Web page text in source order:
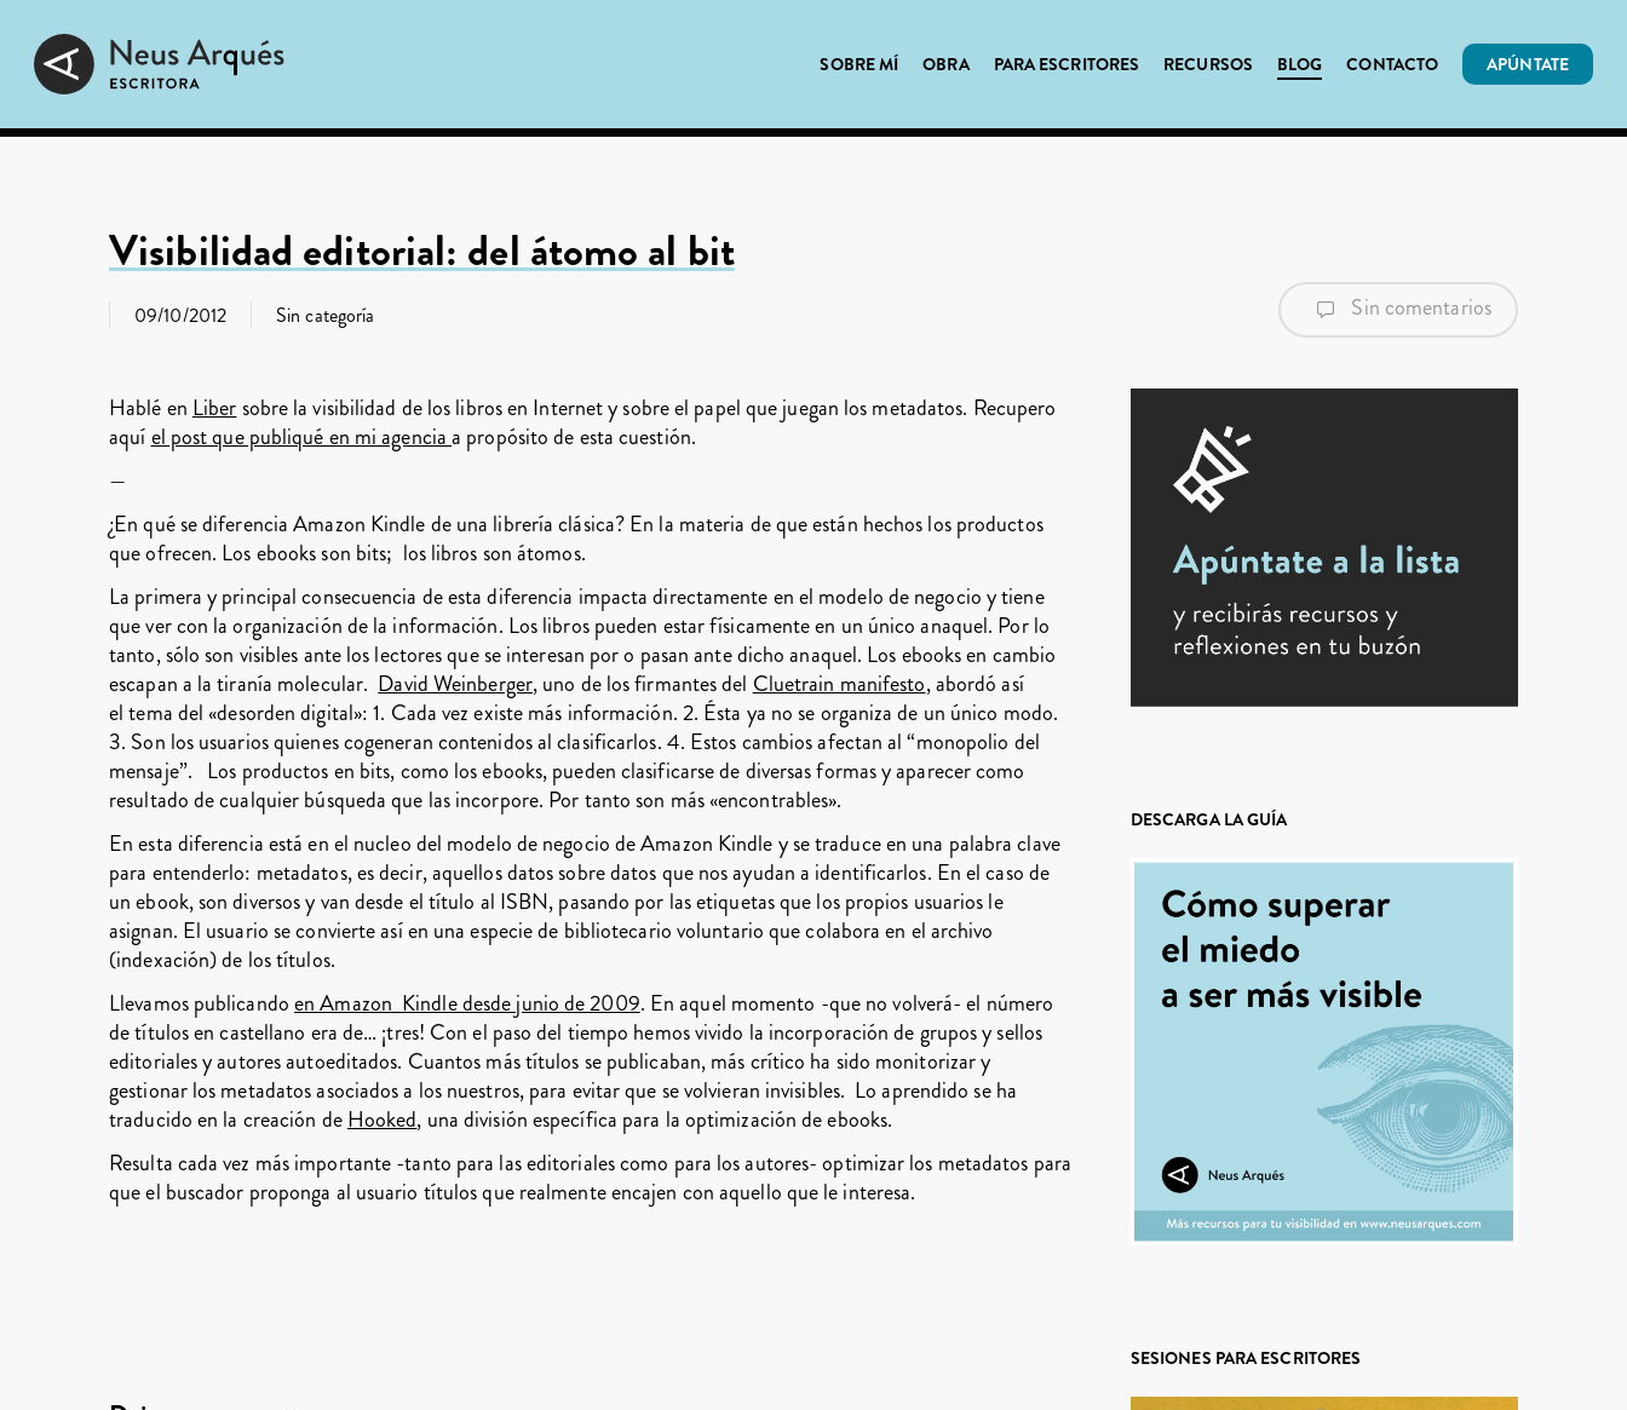
main
content
SOBRE MÍ OBRA PARA ESCRITORES RECURSOS BLOG CONTACTO APÚNTATE
Visibilidad editorial: del átomo al bit
09/10/2012 Sin categoría Sin comentarios
Hablé en Libersobre la visibilidad de los libros en Internet y sobre el papel que juegan los metadatos. Recupero
aquíel post que publiqué en mi agenciaa propósito de esta cuestión.
—
¿En qué se diferencia Amazon Kindle de una librería clásica? En la materia de que están hechos los productos
que ofrecen. Los ebooks son bits; los libros son átomos.
La primera y principal consecuencia de esta diferencia impacta directamente en el modelo de negocio y tiene
que ver con la organización de la información. Los libros pueden estar físicamente en un único anaquel. Por lo
tanto, sólo son visibles ante los lectores que se interesan por o pasan ante dicho anaquel. Los ebooks en cambio
escapan a la tiranía molecular. David Weinberger, uno de los firmantes del Cluetrain manifesto, abordó así
el tema del «desorden digital»: 1. Cada vez existe más información. 2. Ésta ya no se organiza de un único modo.
3. Son los usuarios quienes cogeneran contenidos al clasificarlos. 4. Estos cambios afectan al “monopolio del
mensaje”. Los productos en bits, como los ebooks, pueden clasificarse de diversas formas y aparecer como
resultado de cualquier búsqueda que las incorpore. Por tanto son más «encontrables».
En esta diferencia está en el nucleo del modelo de negocio de Amazon Kindle y se traduce en una palabra clave
para entenderlo: metadatos, es decir, aquellos datos sobre datos que nos ayudan a identificarlos. En el caso de
un ebook, son diversos y van desde el título al ISBN, pasando por las etiquetas que los propios usuarios le
asignan. El usuario se convierte así en una especie de bibliotecario voluntario que colabora en el archivo
(indexación) de los títulos.
Llevamos publicandoen Amazon Kindle desde junio de 2009. En aquel momento -que no volverá- el número
de títulos en castellano era de… ¡tres! Con el paso del tiempo hemos vivido la incorporación de grupos y sellos
editoriales y autores autoeditados. Cuantos más títulos se publicaban, más crítico ha sido monitorizar y
gestionar los metadatos asociados a los nuestros, para evitar que se volvieran invisibles. Lo aprendido se ha
traducido en la creación deHooked, una división específica para la optimización de ebooks.
Resulta cada vez más importante -tanto para las editoriales como para los autores- optimizar los metadatos para
que el buscador proponga al usuario títulos que realmente encajen con aquello que le interesa.
DESCARGA LA GUÍA
SESIONES PARA ESCRITORES